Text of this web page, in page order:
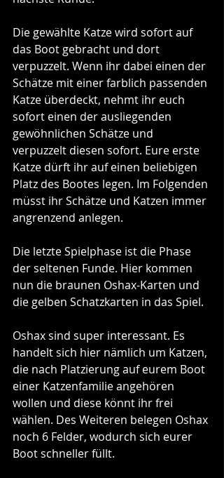
Die gewählte Katze wird sofort auf
das Boot gebracht und dort
verpuzzelt. Wenn ihr dabei einen der
Schätze mit einer farblich passenden
Katze überdeckt, nehmt ihr euch
sofort einen der ausliegenden
gewöhnlichen Schätze und
verpuzzelt diesen sofort. Eure erste
Katze dürft ihr auf einen beliebigen
Platz des Bootes legen. Im Folgenden
müsst ihr Schätze und Katzen immer
angrenzend anlegen.
Die letzte Spielphase ist die Phase
der seltenen Funde. Hier kommen
nun die braunen Oshax-Karten und
die gelben Schatzkarten in das Spiel.
Oshax sind super interessant. Es
handelt sich hier nämlich um Katzen,
die nach Platzierung auf eurem Boot
einer Katzenfamilie angehören
wollen und diese könnt ihr frei
wählen. Des Weiteren belegen Oshax
noch 6 Felder, wodurch sich eurer
Boot schneller füllt.